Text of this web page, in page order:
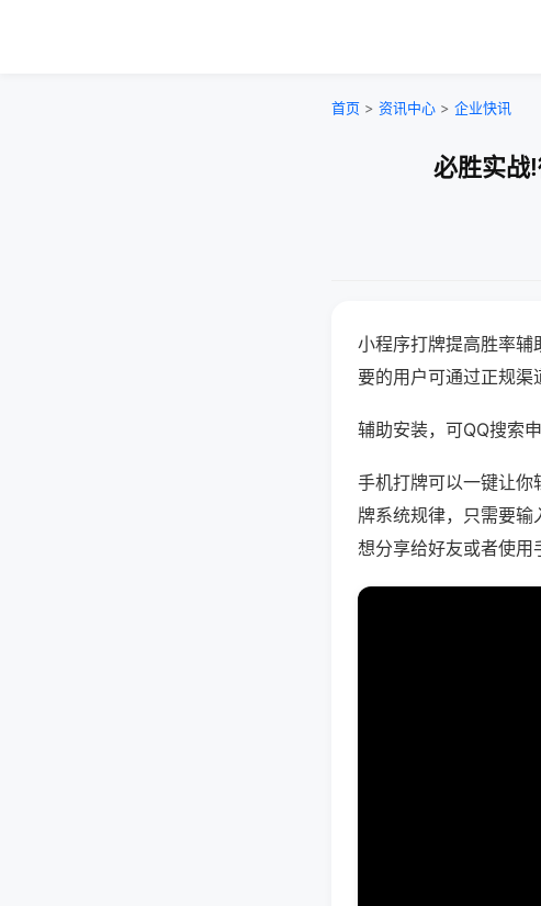
首页 > 资讯中心 > 企业快讯
必胜实战
小程序打牌提高胜率辅
要的用户可通过正规渠
辅助安装，可QQ搜索
手机打牌可以一键让你
牌系统规律，只需要
想分享给好友或者使用